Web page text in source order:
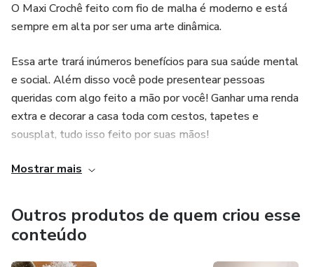
O Maxi Crochê feito com fio de malha é moderno e está
sempre em alta por ser uma arte dinâmica.
Essa arte trará inúmeros benefícios para sua saúde mental
e social. Além disso você pode presentear pessoas
queridas com algo feito a mão por você! Ganhar uma renda
extra e decorar a casa toda com cestos, tapetes e
sousplat, tudo isso feito por suas mãos!
Embarque comigo para esse novo estilo de vida, mais leve
Beijos,
Gê!
Mostrar mais
Outros produtos de quem criou esse
conteúdo